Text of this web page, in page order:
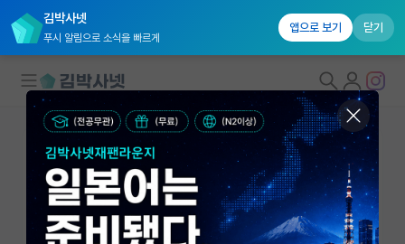
김박사넷
푸시 알림으로 소식을 빠르게
앱으로 보기 닫기
대학원생 모집
국내대학원 정보
연구실&오픈랩